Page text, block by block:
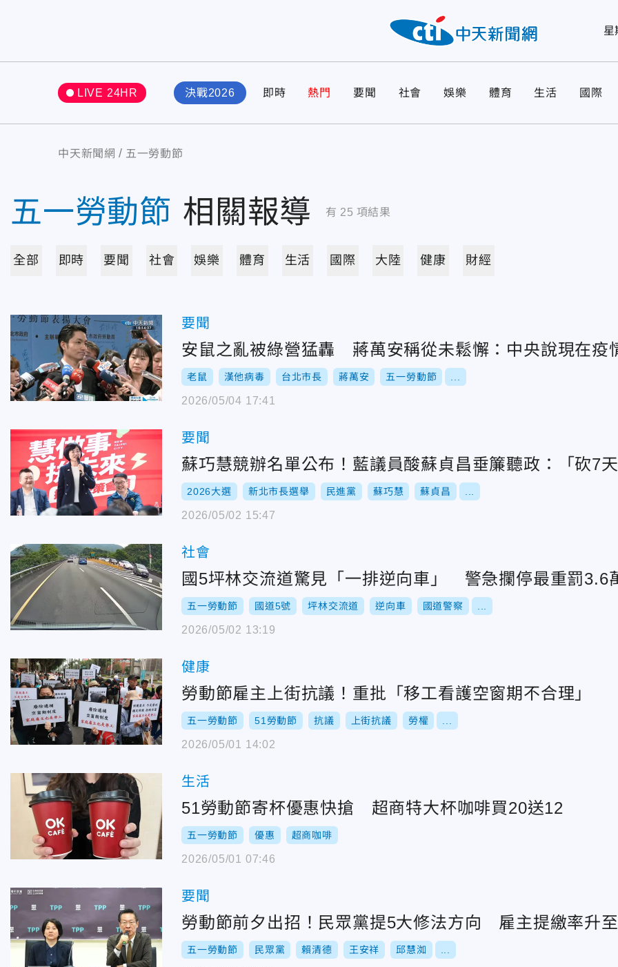
星
LIVE 24HR 決戰2026 即時 熱門 要聞 社會 娛樂 體育 生活 國際
中天新聞網 五一勞動節
五一勞動節 相關報導 有 25 項結果
全部 即時 要聞 社會 娛樂 體育 生活 國際 大陸 健康 財經
要聞
安鼠之亂被綠營猛轟 蔣萬安稱從未鬆懈：中央說現在疫
老鼠 漢他病毒 台北市長 蔣萬安 五一勞動節
2026/05/04 17:41
要聞
蘇巧慧競辦名單公布！藍議員酸蘇貞昌垂簾聽政：「砍7
2026大選 新北市長選舉 民進黨 蘇巧慧 蘇貞昌
2026/05/02 15:47
社會
國5坪林交流道驚見「一排逆向車」 警急攔停最重罰3.6
五一勞動節 國道5號 坪林交流道 逆向車 國道警察
2026/05/02 13:19
健康
勞動節雇主上街抗議！重批「移工看護空窗期不合理」
五一勞動節 51勞動節 抗議 上街抗議 勞權
2026/05/01 14:02
生活
51勞動節寄杯優惠快搶 超商特大杯咖啡買20送12
五一勞動節 優惠 超商咖啡
2026/05/01 07:46
要聞
勞動節前夕出招！民眾黨提5大修法方向 雇主提繳率升
五一勞動節 民眾黨 賴清德 王安祥 邱慧洳